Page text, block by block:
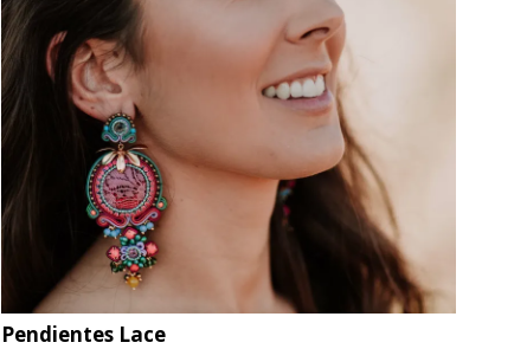
Pendientes Lace